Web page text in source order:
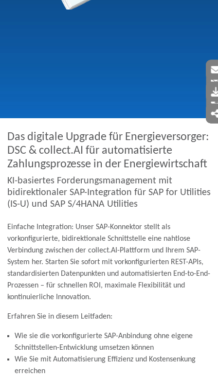
Das digitale Upgrade für Energieversorger:
DSC & collect.AI für automatisierte
Zahlungsprozesse in der Energiewirtschaft
KI-basiertes Forderungsmanagement mit
bidirektionaler SAP-Integration für SAP for Utilities
(IS-U) und SAP S/4HANA Utilities
Einfache Integration: Unser SAP-Konnektor stellt als
vorkonfigurierte, bidirektionale Schnittstelle eine nahtlose
Verbindung zwischen der collect.AI-Plattform und Ihrem SAP-
System her. Starten Sie sofort mit vorkonfigurierten REST-APIs,
standardisierten Datenpunkten und automatisierten End-to-End-
Prozessen – für schnellen ROI, maximale Flexibilität und
kontinuierliche Innovation.
Erfahren Sie in diesem Leitfaden:
Wie sie die vorkonfigurierte SAP-Anbindung ohne eigene
Schnittstellen-Entwicklung umsetzen können
Wie Sie mit Automatisierung Effizienz und Kostensenkung
erreichen